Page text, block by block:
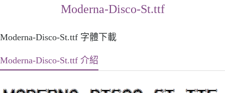
Moderna-Disco-St.ttf
Moderna-Disco-St.ttf 字體下載
Moderna-Disco-St.ttf 介紹